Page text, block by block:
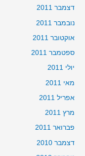
דצמבר 2011
נובמבר 2011
אוקטובר 2011
ספטמבר 2011
יולי 2011
מאי 2011
אפריל 2011
מרץ 2011
פברואר 2011
דצמבר 2010